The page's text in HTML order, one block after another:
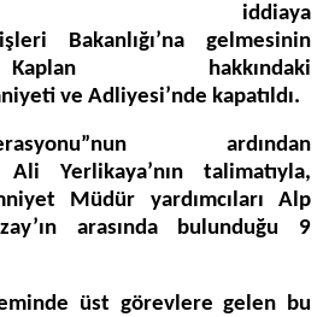
iddiaya
Bakanlığı’na gelmesinin
hakkındaki
ve Adliyesi’nde kapatıldı.
ardından
Yerlikaya’nın talimatıyla,
Müdür yardımcıları Alp
arasında bulunduğu 9
üst görevlere gelen bu